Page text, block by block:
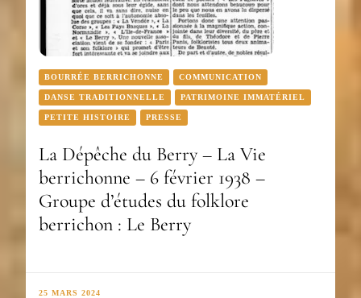
BOURRÉE BERRICHONNE COMMUNICATION
DANSE TRADITIONNELLE PATRIMOINE IMMATÉRIEL
PETITE HISTOIRE PRESSE
La Dépêche du Berry – La Vie
berrichonne – 6 février 1938 –
Groupe d’études du folklore
berrichon : Le Berry
25 MARS 2024